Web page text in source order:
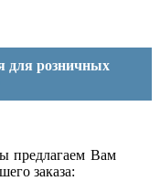
для розничных
предлагаем Вам
заказа: